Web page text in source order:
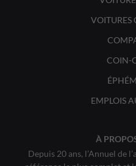
VOITURES
COIN-
EMPLOIS
À
Depuis 20 ans, l’Annuel de